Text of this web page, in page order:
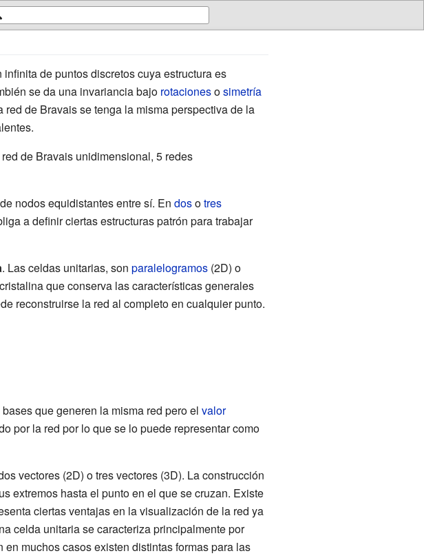
de puntos discretos cuya estructura es
se da una invariancia bajo rotacionesosimetría
de Bravais se tenga la misma perspectiva de la
de Bravais unidimensional, 5 redes
nodos equidistantes entre sí. En dosotres
a definir ciertas estructuras patrón para trabajar
. Las celdas unitarias, son paralelogramos(2D) o
que conserva las características generales
reconstruirse la red al completo en cualquier punto.
que generen la misma red pero el valor
por la red por lo que se lo puede representar como
vectores (2D) o tres vectores (3D). La construcción
extremos hasta el punto en el que se cruzan. Existe
ciertas ventajas en la visualización de la red ya
celda unitaria se caracteriza principalmente por
muchos casos existen distintas formas para las